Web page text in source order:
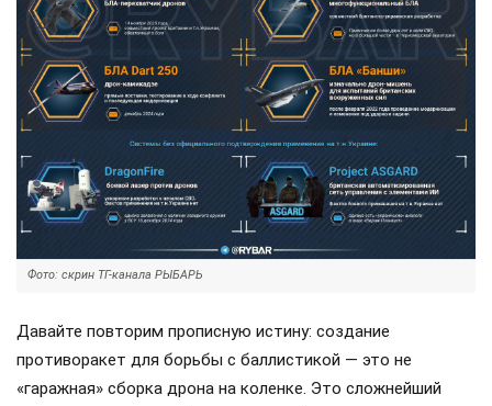
Фото: скрин ТГ-канала РЫБАРЬ
Давайте повторим прописную истину: создание
противоракет для борьбы с баллистикой — это не
«гаражная» сборка дрона на коленке. Это сложнейший